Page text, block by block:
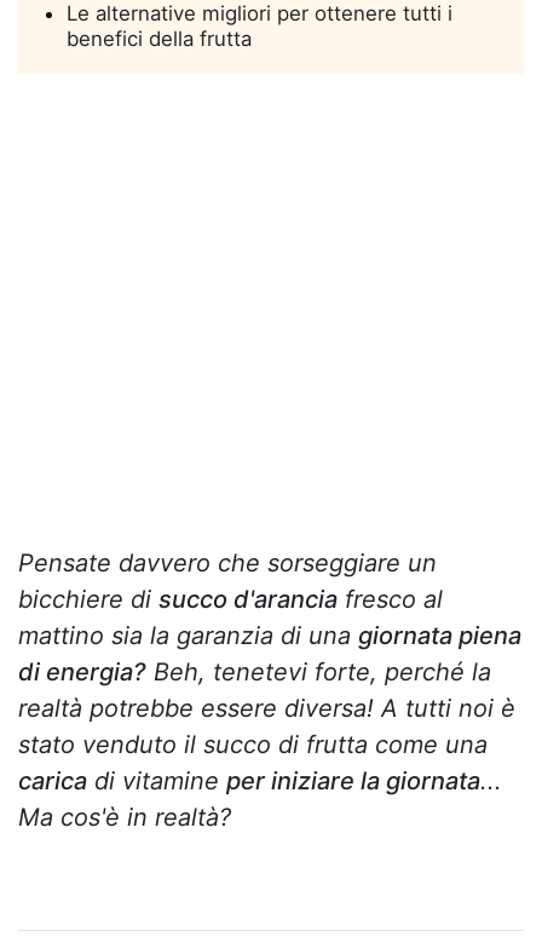
Le alternative migliori per ottenere tutti i
benefici della frutta
Pensate davvero che sorseggiare un
bicchiere di succo d'arancia fresco al
mattino sia la garanzia di una giornata piena
di energia? Beh, tenetevi forte, perché la
realtà potrebbe essere diversa! A tutti noi è
stato venduto il succo di frutta come una
carica di vitamine per iniziare la giornata...
Ma cos'è in realtà?